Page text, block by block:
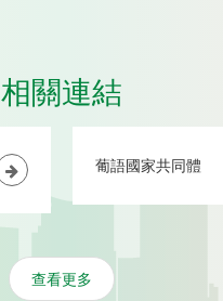
相關連結
葡語國家共同體
查看更多